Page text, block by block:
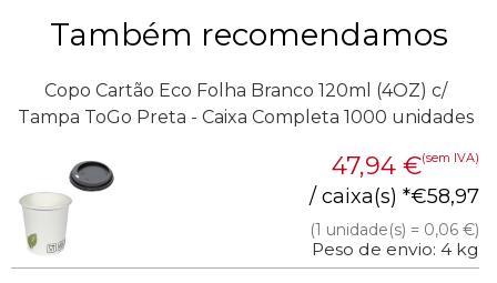
Também recomendamos
Copo Cartão Eco Folha Branco 120ml (4OZ) c/
Tampa ToGo Preta - Caixa Completa 1000 unidades
47,94 €(sem IVA)
58,97
€
/ caixa(s) *
(1 unidade(s) = 0,06 €)
Peso de envio: 4 kg